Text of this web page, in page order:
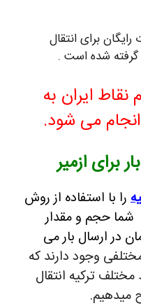
رایگان برای انتقال
شده است .
نقاط ایران به
می شود.
برای ازمیر
را با استفاده از روش
شما حجم و مقدار
در ارسال بار می
وجود دارند که
ترکیه انتقال
میدهیم.